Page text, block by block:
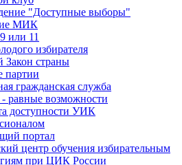
"Доступные выборы"
МИК
или 11
избирателя
Закон страны
партии
гражданская служба
равные возможности
доступности УИК
портал
центр обучения избирательным
при ЦИК России